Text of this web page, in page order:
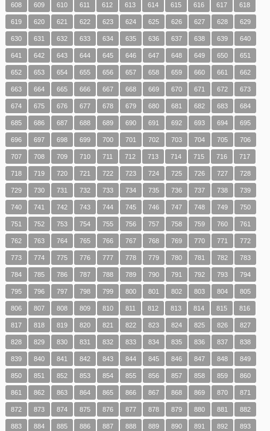
608 609 610 611 612 613 614 615 616 617 618
619 620 621 622 623 624 625 626 627 628 629
630 631 632 633 634 635 636 637 638 639 640
641 642 643 644 645 646 647 648 649 650 651
652 653 654 655 656 657 658 659 660 661 662
663 664 665 666 667 668 669 670 671 672 673
674 675 676 677 678 679 680 681 682 683 684
685 686 687 688 689 690 691 692 693 694 695
696 697 698 699 700 701 702 703 704 705 706
707 708 709 710 711 712 713 714 715 716 717
718 719 720 721 722 723 724 725 726 727 728
729 730 731 732 733 734 735 736 737 738 739
740 741 742 743 744 745 746 747 748 749 750
751 752 753 754 755 756 757 758 759 760 761
762 763 764 765 766 767 768 769 770 771 772
773 774 775 776 777 778 779 780 781 782 783
784 785 786 787 788 789 790 791 792 793 794
795 796 797 798 799 800 801 802 803 804 805
806 807 808 809 810 811 812 813 814 815 816
817 818 819 820 821 822 823 824 825 826 827
828 829 830 831 832 833 834 835 836 837 838
839 840 841 842 843 844 845 846 847 848 849
850 851 852 853 854 855 856 857 858 859 860
861 862 863 864 865 866 867 868 869 870 871
872 873 874 875 876 877 878 879 880 881 882
883 884 885 886 887 888 889 890 891 892 893